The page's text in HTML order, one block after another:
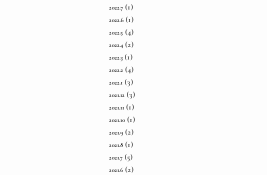
2022.7 (1)
2022.6 (1)
2022.5 (4)
2022.4 (2)
2022.3 (1)
2022.2 (4)
2022.1 (3)
2021.12 (3)
2021.11 (1)
2021.10 (1)
2021.9 (2)
2021.8 (1)
2021.7 (5)
2021.6 (2)